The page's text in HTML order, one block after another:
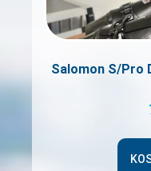
Salomon S/Pro